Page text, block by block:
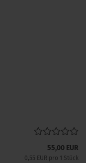
55,00 EUR
0,55 EUR pro 1 Stück